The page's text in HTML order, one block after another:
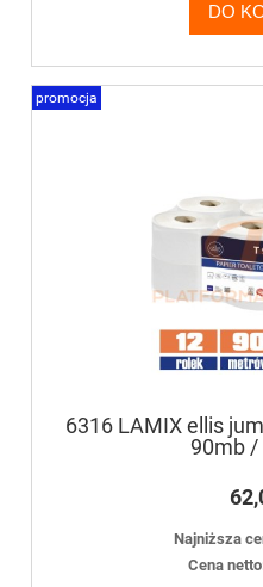
DO
6316 LAMIX ellis
90mb /
Najniższa
Cena
promocja